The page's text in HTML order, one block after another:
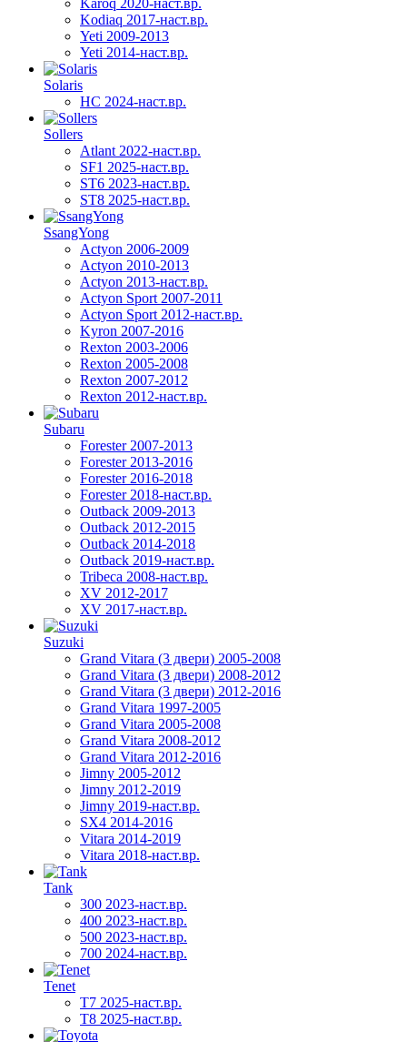
Kodiaq 2017-наст.вр.
Yeti 2009-2013
Yeti 2014-наст.вр.
Solaris
HC 2024-наст.вр.
Sollers
Atlant 2022-наст.вр.
SF1 2025-наст.вр.
ST6 2023-наст.вр.
ST8 2025-наст.вр.
SsangYong
Actyon 2006-2009
Actyon 2010-2013
Actyon 2013-наст.вр.
Actyon Sport 2007-2011
Actyon Sport 2012-наст.вр.
Kyron 2007-2016
Rexton 2003-2006
Rexton 2005-2008
Rexton 2007-2012
Rexton 2012-наст.вр.
Subaru
Forester 2007-2013
Forester 2013-2016
Forester 2016-2018
Forester 2018-наст.вр.
Outback 2009-2013
Outback 2012-2015
Outback 2014-2018
Outback 2019-наст.вр.
Tribeca 2008-наст.вр.
XV 2012-2017
XV 2017-наст.вр.
Suzuki
Grand Vitara (3 двери) 2005-2008
Grand Vitara (3 двери) 2008-2012
Grand Vitara (3 двери) 2012-2016
Grand Vitara 1997-2005
Grand Vitara 2005-2008
Grand Vitara 2008-2012
Grand Vitara 2012-2016
Jimny 2005-2012
Jimny 2012-2019
Jimny 2019-наст.вр.
SX4 2014-2016
Vitara 2014-2019
Vitara 2018-наст.вр.
Tank
300 2023-наст.вр.
400 2023-наст.вр.
500 2023-наст.вр.
700 2024-наст.вр.
Tenet
T7 2025-наст.вр.
T8 2025-наст.вр.